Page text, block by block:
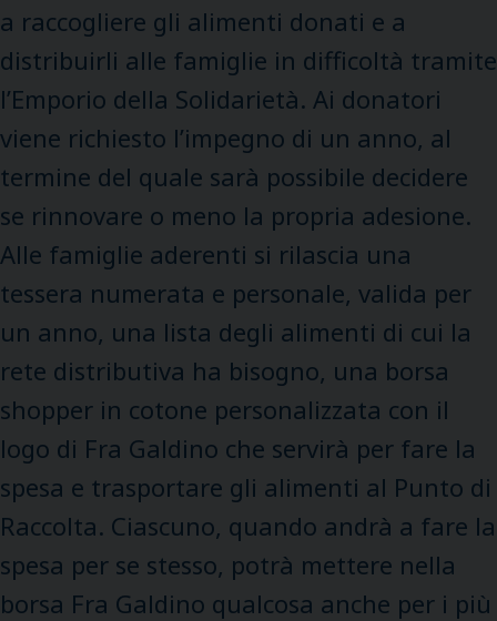
a raccogliere gli alimenti donati e a
distribuirli alle famiglie in difficoltà tramite
l’Emporio della Solidarietà. Ai donatori
viene richiesto l’impegno di un anno, al
termine del quale sarà possibile decidere
se rinnovare o meno la propria adesione.
Alle famiglie aderenti si rilascia una
tessera numerata e personale, valida per
un anno, una lista degli alimenti di cui la
rete distributiva ha bisogno, una borsa
shopper in cotone personalizzata con il
logo di Fra Galdino che servirà per fare la
spesa e trasportare gli alimenti al Punto di
Raccolta. Ciascuno, quando andrà a fare la
spesa per se stesso, potrà mettere nella
borsa Fra Galdino qualcosa anche per i più